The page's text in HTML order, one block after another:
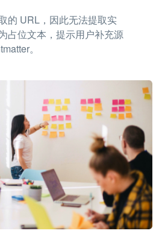
的 URL，因此无法提取实
占位文本，提示用户补充源
。